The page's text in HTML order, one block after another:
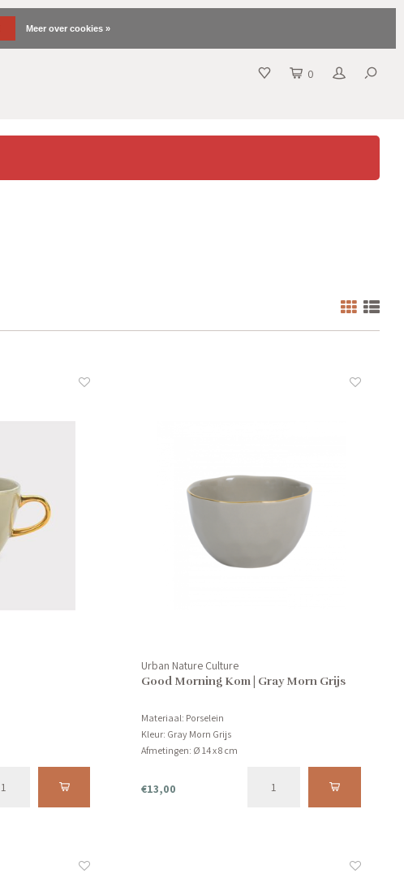
0
Urban Nature Culture
Good Morning Kom | Gray Morn Grijs
Materiaal: Porselein
Kleur: Gray Morn Grijs
Afmetingen: Ø 14 x 8 cm
€13,00
Meer over cookies »